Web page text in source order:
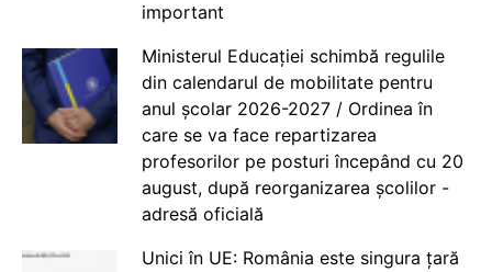
important
Ministerul Educației schimbă regulile
din calendarul de mobilitate pentru
anul școlar 2026-2027 / Ordinea în
care se va face repartizarea
profesorilor pe posturi începând cu 20
august, după reorganizarea școlilor -
adresă oficială
Unici în UE: România este singura țară